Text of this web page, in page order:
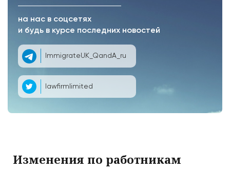
на нас в соцсетях
и будь в курсе последних новостей
ImmigrateUK_QandA_ru
lawfirmlimited
Изменения по работникам